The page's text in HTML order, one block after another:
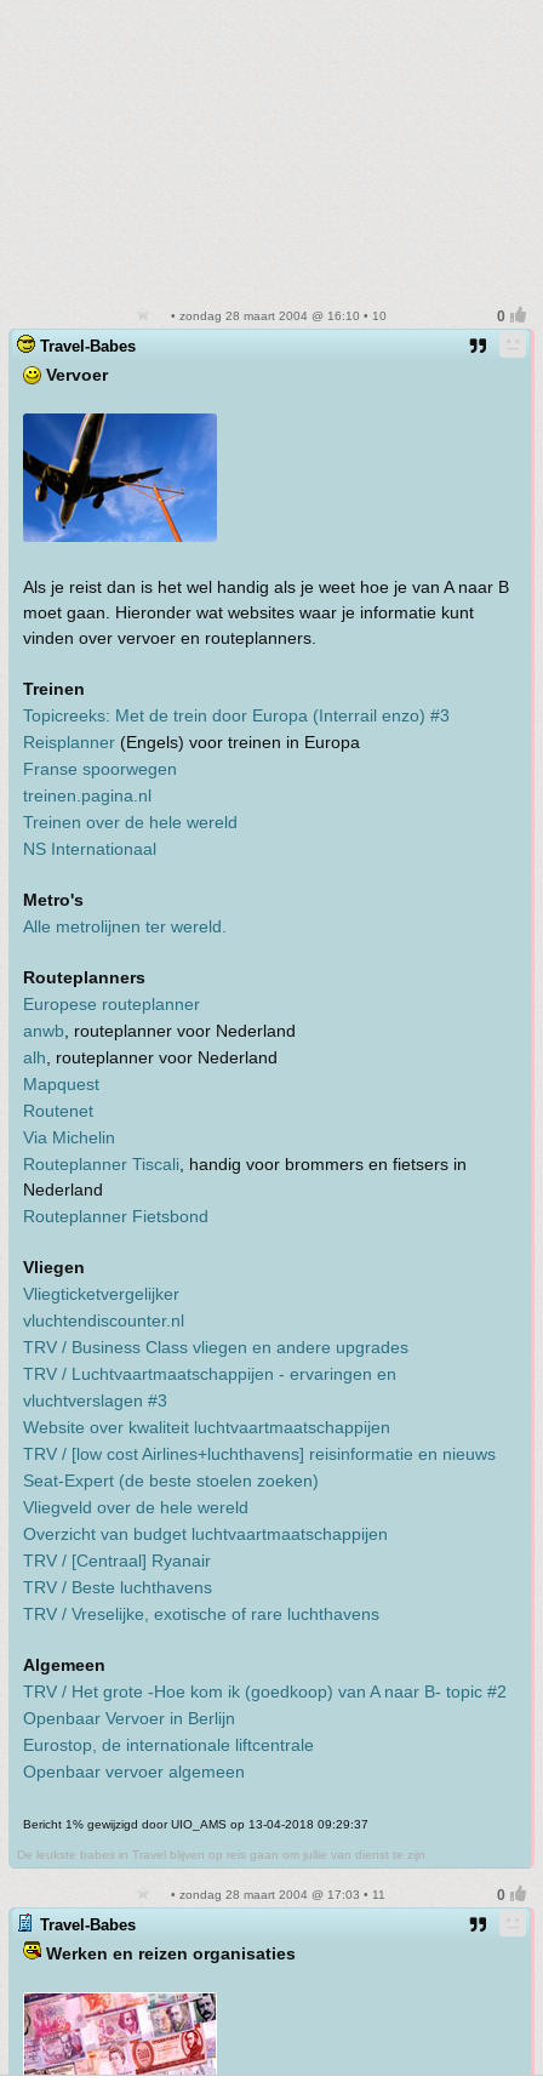
• zondag 28 maart 2004 @ 16:10 • 10
Travel-Babes
Vervoer
Als je reist dan is het wel handig als je weet hoe je van A naar B
moet gaan. Hieronder wat websites waar je informatie kunt
vinden over vervoer en routeplanners.
Treinen
Topicreeks: Met de trein door Europa (Interrail enzo) #3
Reisplanner (Engels) voor treinen in Europa
Franse spoorwegen
treinen.pagina.nl
Treinen over de hele wereld
NS Internationaal
Metro's
Alle metrolijnen ter wereld.
Routeplanners
Europese routeplanner
anwb , routeplanner voor Nederland
alh , routeplanner voor Nederland
Mapquest
Routenet
Via Michelin
Routeplanner Tiscali , handig voor brommers en fietsers in
Nederland
Routeplanner Fietsbond
Vliegen
Vliegticketvergelijker
vluchtendiscounter.nl
TRV / Business Class vliegen en andere upgrades
TRV / Luchtvaartmaatschappijen - ervaringen en
vluchtverslagen #3
Website over kwaliteit luchtvaartmaatschappijen
TRV / [low cost Airlines+luchthavens] reisinformatie en nieuws
Seat-Expert (de beste stoelen zoeken)
Vliegveld over de hele wereld
Overzicht van budget luchtvaartmaatschappijen
TRV / [Centraal] Ryanair
TRV / Beste luchthavens
TRV / Vreselijke, exotische of rare luchthavens
Algemeen
TRV / Het grote -Hoe kom ik (goedkoop) van A naar B- topic #2
Openbaar Vervoer in Berlijn
Eurostop, de internationale liftcentrale
Openbaar vervoer algemeen
Bericht 1% gewijzigd door UIO_AMS op 13-04-2018 09:29:37
De leukste babes in Travel blijven op reis gaan om jullie van dienst te zijn
• zondag 28 maart 2004 @ 17:03 • 11
Travel-Babes
Werken en reizen organisaties